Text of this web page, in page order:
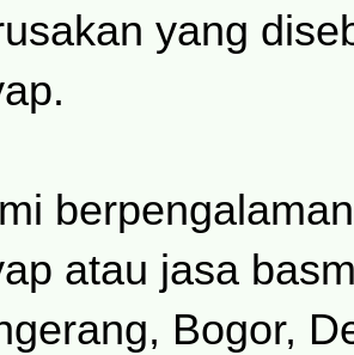
yang
atau jasa
Bogor,